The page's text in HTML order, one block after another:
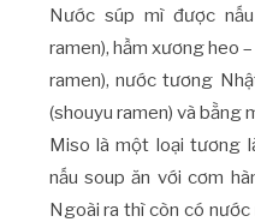
Nước súp mì được
ramen), hầm xương heo
ramen), nước tương
(shouyu ramen) và bằng
Miso là một loại tương
nấu soup ăn với cơm
Ngoài ra thì còn có